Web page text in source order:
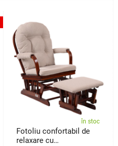
în stoc
Fotoliu confortabil de
relaxare cu